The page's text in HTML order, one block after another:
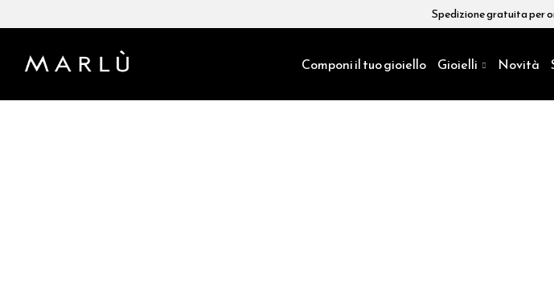
Spedizione gratuita per
Componi il tuo gioiello Gioielli Novità